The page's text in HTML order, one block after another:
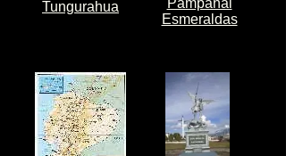
Pampanal
Esmeraldas
Tungurahua